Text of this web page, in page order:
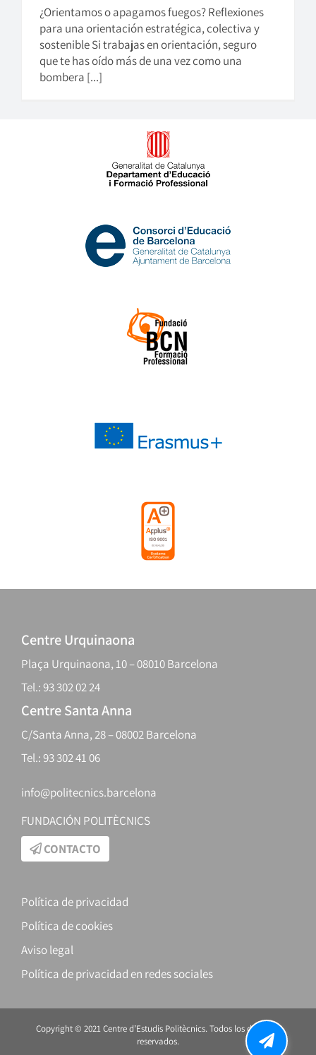
¿Orientamos o apagamos fuegos? Reflexiones
para una orientación estratégica, colectiva y
sostenible Si trabajas en orientación, seguro
que te has oído más de una vez como una
bombera [...]
Centre Urquinaona
Plaça Urquinaona, 10 – 08010 Barcelona
Tel.: 93 302 02 24
Centre Santa Anna
C/Santa Anna, 28 – 08002 Barcelona
Tel.: 93 302 41 06
info@politecnics.barcelona
FUNDACIÓN POLITÈCNICS
CONTACTO
Política de privacidad
Política de cookies
Aviso legal
Política de privacidad en redes sociales
Copyright © 2021 Centre d’Estudis Politècnics. Todos los derechos
reservados.